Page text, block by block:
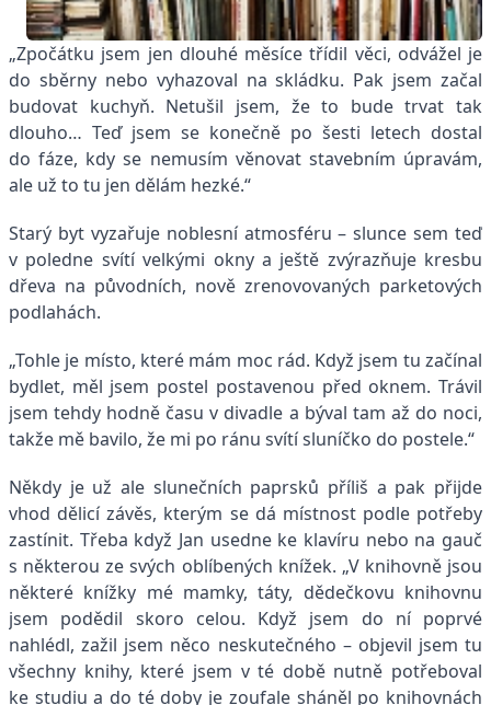
„Zpočátku jsem jen dlouhé měsíce třídil věci, odvážel je
do sběrny nebo vyhazoval na skládku. Pak jsem začal
budovat kuchyň. Netušil jsem, že to bude trvat tak
dlouho… Teď jsem se konečně po šesti letech dostal
do fáze, kdy se nemusím věnovat stavebním úpravám,
ale už to tu jen dělám hezké.“
Starý byt vyzařuje noblesní atmosféru – slunce sem teď
v poledne svítí velkými okny a ještě zvýrazňuje kresbu
dřeva na původních, nově zrenovovaných parketových
podlahách.
„Tohle je místo, které mám moc rád. Když jsem tu začínal
bydlet, měl jsem postel postavenou před oknem. Trávil
jsem tehdy hodně času v divadle a býval tam až do noci,
takže mě bavilo, že mi po ránu svítí sluníčko do postele.“
Někdy je už ale slunečních paprsků příliš a pak přijde
vhod dělicí závěs, kterým se dá místnost podle potřeby
zastínit. Třeba když Jan usedne ke klavíru nebo na gauč
s některou ze svých oblíbených knížek. „V knihovně jsou
některé knížky mé mamky, táty, dědečkovu knihovnu
jsem podědil skoro celou. Když jsem do ní poprvé
nahlédl, zažil jsem něco neskutečného – objevil jsem tu
všechny knihy, které jsem v té době nutně potřeboval
ke studiu a do té doby je zoufale sháněl po knihovnách